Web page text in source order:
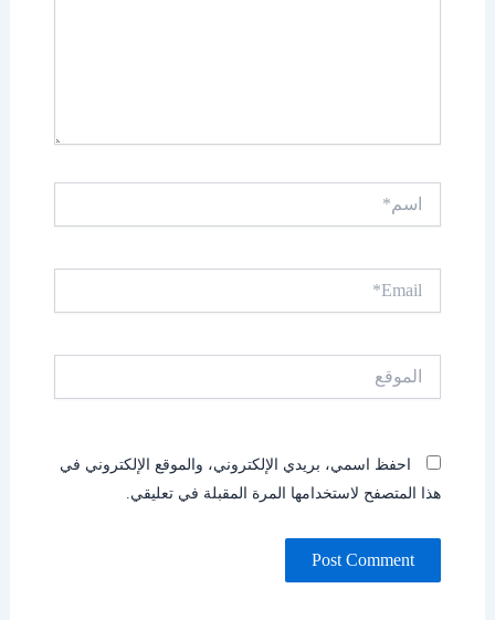
احفظ اسمي، بريدي الإلكتروني، والموقع الإلكتروني في
هذا المتصفح لاستخدامها المرة المقبلة في تعليقي.